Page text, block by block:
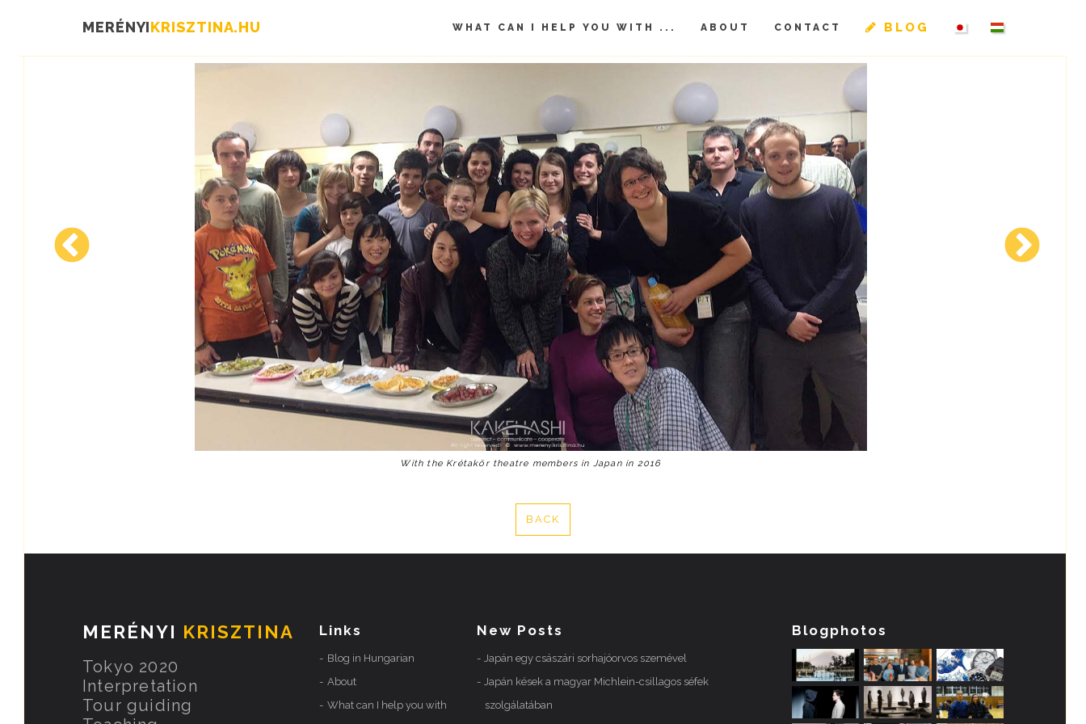
MERÉNYIKRISZTINA.HU WHAT CAN I HELP YOU WITH ... ABOUT CONTACT BLOG
With the Krétakör theatre members in Japan in 2016
BACK
MERÉNYI KRISZTINA
Tokyo 2020
Interpretation
Tour guiding
Links
Blog in Hungarian
About
What can I help you with
New Posts
Japán egy császári sorhajóorvos szemével
Japán kések a magyar Michlein-csillagos séfek
szolgálatában
Blogphotos